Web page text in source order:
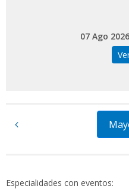
07 Ago
Especialidades con eventos: